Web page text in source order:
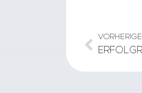
VORHERIGE